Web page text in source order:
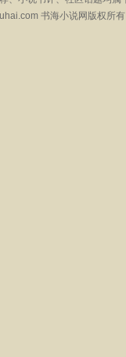
书海小说网版权所